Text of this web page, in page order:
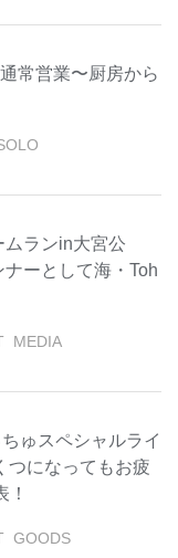
常営業〜厨房から
ムランin大宮公
ーとして海・Toh
MEDIA
ゅスペシャルライ
つになってもお疲
！
GOODS